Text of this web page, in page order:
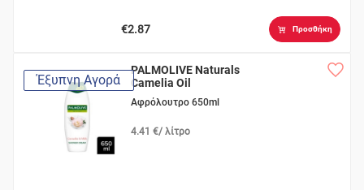
€2.87 Προσθήκη
Έξυπνη Αγορά
PALMOLIVE Naturals
Camelia Oil
Αφρόλουτρο 650ml
4.41 €/ λίτρο